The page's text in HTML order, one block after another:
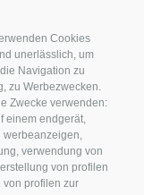
Cookies
unerlässlich, um
Navigation zu
zu Werbezwecken.
Zwecke verwenden:
einem endgerät,
werbeanzeigen,
verwendung von
von profilen
profilen zur